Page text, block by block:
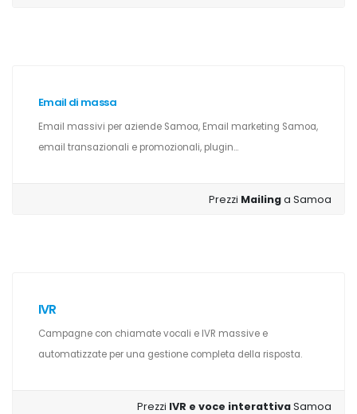
Email di massa
Email massivi per aziende Samoa, Email marketing Samoa,
email transazionali e promozionali, plugin...
Prezzi Mailinga Samoa
IVR
Campagne con chiamate vocali e IVR massive e
automatizzate per una gestione completa della risposta.
Prezzi IVR e voce interattivaSamoa